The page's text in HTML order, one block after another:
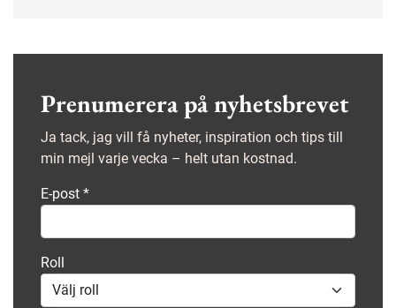
Prenumerera på nyhetsbrevet
Ja tack, jag vill få nyheter, inspiration och tips till
min mejl varje vecka – helt utan kostnad.
E-post *
Roll